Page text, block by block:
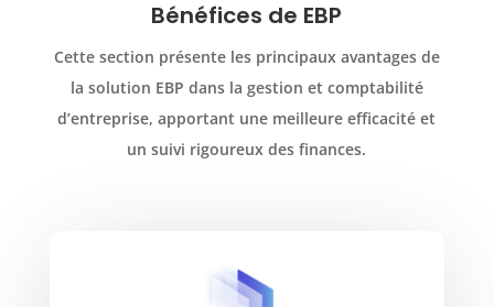
Bénéfices de EBP
Cette section présente les principaux avantages de
la solution EBP dans la gestion et comptabilité
d’entreprise, apportant une meilleure efficacité et
un suivi rigoureux des finances.